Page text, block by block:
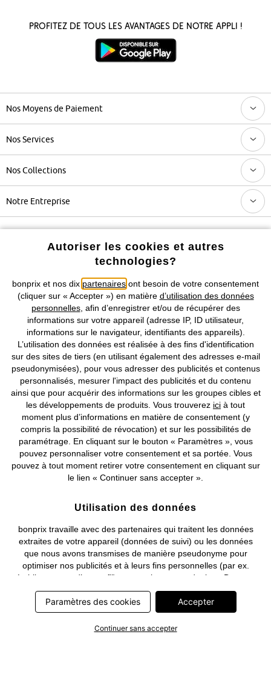
Profitez de tous les avantages de notre appli !
Nos Moyens de Paiement
Nos Services
Nos Collections
Notre Entreprise
Retrouvez bonprix sur
Prix indiqués TVA comprise avec en sus
CGV Données personnelles Paramètres des cookies
Mentions légales Résilier le contrat
©2026 bonprix.Tous droits réservés.
Deutsch Français
Autoriser les cookies et autres
technologies?
bonprix et nos dix partenaires ont besoin de votre consentement
(cliquer sur « Accepter ») en matière d’utilisation des données
personnelles, afin d’enregistrer et/ou de récupérer des
informations sur votre appareil (adresse IP, ID utilisateur,
informations sur le navigateur, identifiants des appareils).
L’utilisation des données est réalisée à des fins d'identification
sur des sites de tiers (en utilisant également des adresses e-mail
pseudonymisées), pour vous adresser des publicités et contenus
personnalisés, mesurer l'impact des publicités et du contenu
ainsi que pour acquérir des informations sur les groupes cibles et
les développements de produits. Vous trouverez ici à tout
moment plus d’informations en matière de consentement (y
compris la possibilité de révocation) et sur les possibilités de
paramétrage. En cliquant sur le bouton « Paramètres », vous
pouvez personnaliser votre consentement et sa portée. Vous
pouvez à tout moment retirer votre consentement en cliquant sur
le lien « Continuer sans accepter ».
Utilisation des données
bonprix travaille avec des partenaires qui traitent les données
extraites de votre appareil (données de suivi) ou les données
que nous avons transmises de manière pseudonyme pour
optimiser nos publicités et à leurs fins personnelles (par ex.
établissements d’un profil) ou pour le compte de tiers. Dans ce
cadre, non seulement la collecte des données de suivi ou la
transmission de vos données pseudonymisées mais également
le traitement ultérieur de ces données par ce prestataire
nécessitent un consentement. Les données de suivi seront alors
Paramètres des cookies Accepter
Continuer sans accepter